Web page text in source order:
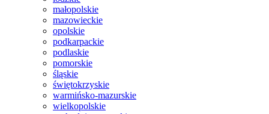
małopolskie
mazowieckie
opolskie
podkarpackie
podlaskie
pomorskie
śląskie
świętokrzyskie
warmińsko-mazurskie
wielkopolskie